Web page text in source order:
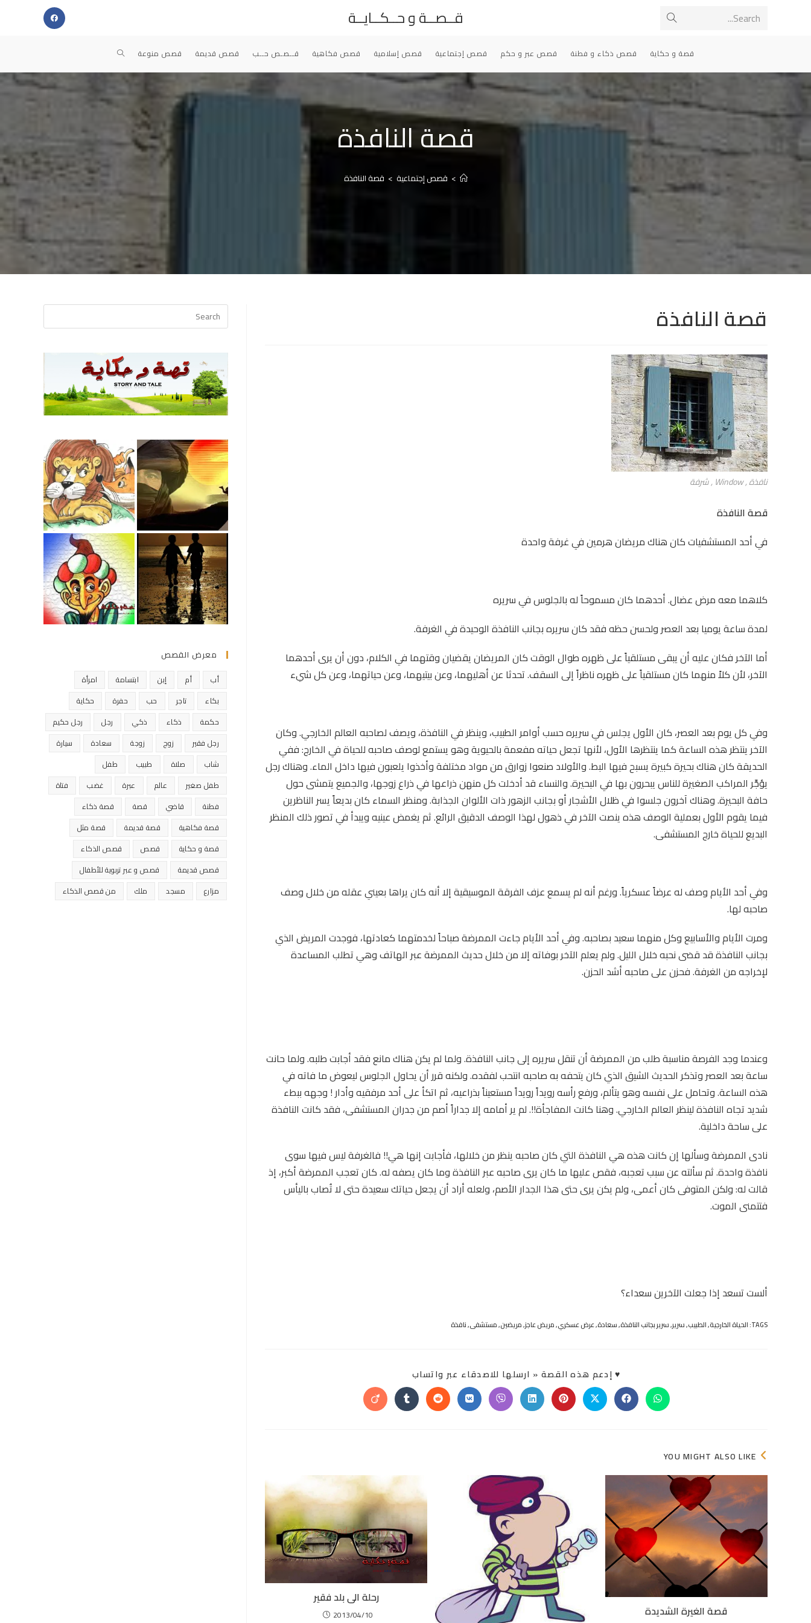
Search...
Submit
قــصــة و حــكــايــة
قصة و حكاية قصص ذكاء و فطنة قصص عبر و حكم قصص إجتماعية قصص إسلامية قصص فكاهية قــصـص حــب قصص قديمة قصص منوعة TOGGLE
WEBSITE
قصة النافذة
> قصص إجتماعية > قصة النافذة
قصة النافذة
نافذة , Window , شرفة
قصة النافذة
في أحد المستشفيات كان هناك مريضان هرمين في غرفة واحدة
كلاهما معه مرض عضال. أحدهما كان مسموحاً له بالجلوس في سريره
لمدة ساعة يوميا بعد العصر ولحسن حظه فقد كان سريره بجانب النافذة الوحيدة في الغرفة.
أما الآخر فكان عليه أن يبقى مستلقياً على ظهره طوال الوقت كان المريضان يقضيان وقتهما في الكلام، دون أن يرى أحدهما
الآخر، لأن كلاً منهما كان مستلقياً على ظهره ناظراً إلى السقف. تحدثا عن أهليهما، وعن بيتيهما، وعن حياتهما، وعن كل شيء
وفي كل يوم بعد العصر، كان الأول يجلس في سريره حسب أوامر الطبيب، وينظر في النافذة، ويصف لصاحبه العالم الخارجي. وكان
الآخر ينتظر هذه الساعة كما ينتظرها الأول، لأنها تجعل حياته مفعمة بالحيوية وهو يستمع لوصف صاحبه للحياة في الخارج: ففي
الحديقة كان هناك بحيرة كبيرة يسبح فيها البط. والأولاد صنعوا زوارق من مواد مختلفة وأخذوا يلعبون فيها داخل الماء. وهناك رجل
يؤجِّر المراكب الصغيرة للناس يبحرون بها في البحيرة. والنساء قد أدخلت كل منهن ذراعها في ذراع زوجها، والجميع يتمشى حول
حافة البحيرة. وهناك آخرون جلسوا في ظلال الأشجار أو بجانب الزهور ذات الألوان الجذابة. ومنظر السماء كان بديعاً يسر الناظرين
فيما يقوم الأول بعملية الوصف هذه ينصت الآخر في ذهول لهذا الوصف الدقيق الرائع. ثم يغمض عينيه ويبدأ في تصور ذلك المنظر
البديع للحياة خارج المستشفى.
وفي أحد الأيام وصف له عرضاً عسكرياً. ورغم أنه لم يسمع عزف الفرقة الموسيقية إلا أنه كان يراها بعيني عقله من خلال وصف
صاحبه لها.
ومرت الأيام والأسابيع وكل منهما سعيد بصاحبه. وفي أحد الأيام جاءت الممرضة صباحاً لخدمتهما كعادتها، فوجدت المريض الذي
بجانب النافذة قد قضى نحبه خلال الليل. ولم يعلم الآخر بوفاته إلا من خلال حديث الممرضة عبر الهاتف وهي تطلب المساعدة
لإخراجه من الغرفة. فحزن على صاحبه أشد الحزن.
وعندما وجد الفرصة مناسبة طلب من الممرضة أن تنقل سريره إلى جانب النافذة. ولما لم يكن هناك مانع فقد أجابت طلبه. ولما حانت
ساعة بعد العصر وتذكر الحديث الشيق الذي كان يتحفه به صاحبه انتحب لفقده. ولكنه قرر أن يحاول الجلوس ليعوض ما فاته في
هذه الساعة. وتحامل على نفسه وهو يتألم، ورفع رأسه رويداً رويداً مستعيناً بذراعيه، ثم اتكأ على أحد مرفقيه وأدار ! وجهه ببطء
شديد تجاه النافذة لينظر العالم الخارجي. وهنا كانت المفاجأة!!. لم ير أمامه إلا جداراً أصم من جدران المستشفى، فقد كانت النافذة
على ساحة داخلية.
نادى الممرضة وسألها إن كانت هذه هي النافذة التي كان صاحبه ينظر من خلالها، فأجابت إنها هي!! فالغرفة ليس فيها سوى
نافذة واحدة. ثم سألته عن سبب تعجبه، فقص عليها ما كان يرى صاحبه عبر النافذة وما كان يصفه له. كان تعجب الممرضة أكبر، إذ
قالت له: ولكن المتوفى كان أعمى، ولم يكن يرى حتى هذا الجدار الأصم، ولعله أراد أن يجعل حياتك سعيدة حتى لا تُصاب باليأس
فتتمنى الموت.
ألست تسعد إذا جعلت الآخرين سعداء؟
TAGS: الحياة الخارجية,الطبيب,سرير,سرير بجانب النافذة,سعادة,عرض عسكري,مريض عاجز,مريضين,مستشفى,نافذة
♥ إدعم هذه القصة « ارسلها للاصدقاء عبر واتسابSHARE
THIS
CONTENT
Opens
in
Opens
in
Opens
in
Opens
in
Opens
in
Opens
in
Opens
in
Opens
in
Opens
in
Opens
in
YOU MIGHT ALSO LIKE
رحلة الى بلد فقير
2013/04/10 قصة الغيرة الشديدة
معرض القصص
أب أم إبن ابتسامة
امرأة
بكاء
تاجر حب حفرة
حكاية
حكمة
ذكاء ذكي رجل
رجل حكيم
رجل فقير
زوج زوجة سعادة
سيارة
شاب
صلاة طبيب
طفل
طفل صغير
عالم عبرة غضب
فتاة
فطنة
قاضي قصة
قصة ذكاء
قصة فكاهية
قصة قديمة
قصة مثل
قصة و حكاية
قصص
قصص الذكاء
قصص قديمة
قصص و عبر تربوية للأطفال
مزارع
مسجد ملك من قصص الذكاء